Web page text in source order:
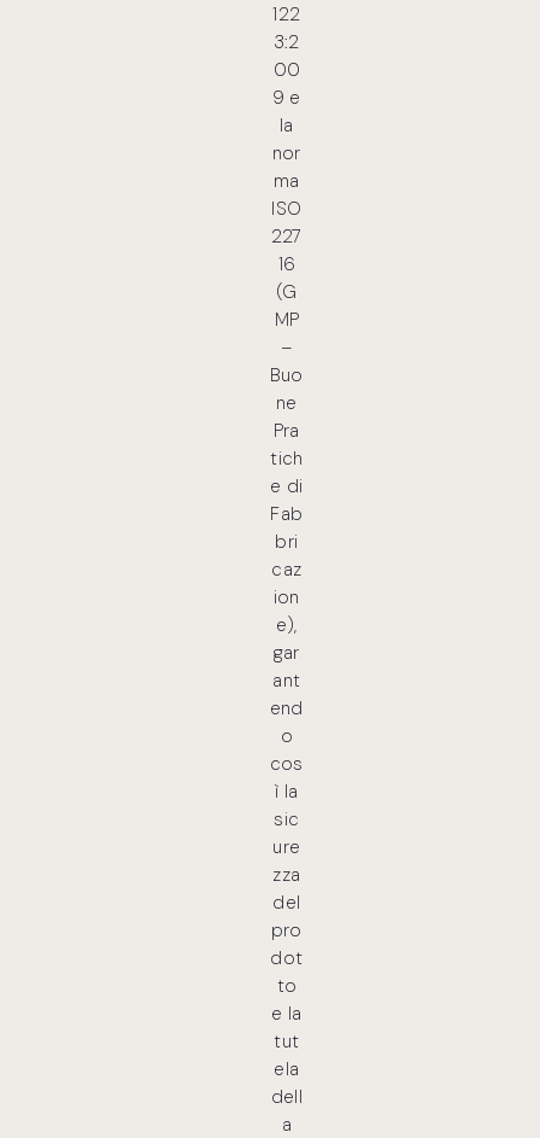
122
3:2
00
9 e
la
nor
ma
ISO
227
16
(G
MP
–
Buo
ne
Pra
tich
e di
Fab
bri
caz
ion
e),
gar
ant
end
o
cos
ì la
sic
ure
zza
del
pro
dot
to
e la
tut
ela
dell
a